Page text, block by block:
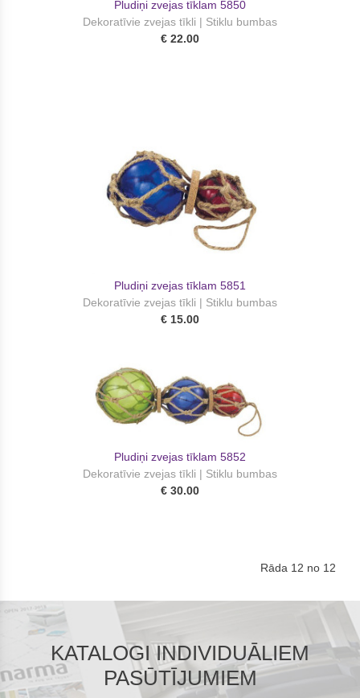
Pludiņi zvejas tīklam 5850
Dekoratīvie zvejas tīkli | Stiklu bumbas
€ 22.00
Pludiņi zvejas tīklam 5851
Dekoratīvie zvejas tīkli | Stiklu bumbas
€ 15.00
Pludiņi zvejas tīklam 5852
Dekoratīvie zvejas tīkli | Stiklu bumbas
€ 30.00
Rāda 12 no 12
KATALOGI INDIVIDUĀLIEM
PASŪTĪJUMIEM